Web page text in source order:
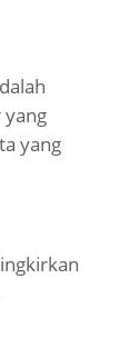
yang